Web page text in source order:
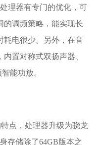
理器有专门的优化，可
的调频策略，能实现长
耗电很少。另外，在音
置对称式双扬声器、
能功放。
点，处理器升级为骁龙
存储除了64GB版本之